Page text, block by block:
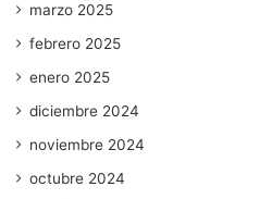
marzo 2025
febrero 2025
enero 2025
diciembre 2024
noviembre 2024
octubre 2024